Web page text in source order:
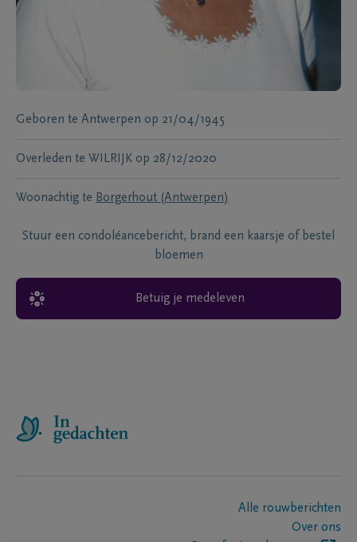
Geboren te Antwerpen op 21/04/1945
Overleden te WILRIJK op 28/12/2020
Woonachtig te Borgerhout (Antwerpen)
Stuur een condoléancebericht, brand een kaarsje of bestel
bloemen
Betuig je medeleven
Alle rouwberichten
Over ons